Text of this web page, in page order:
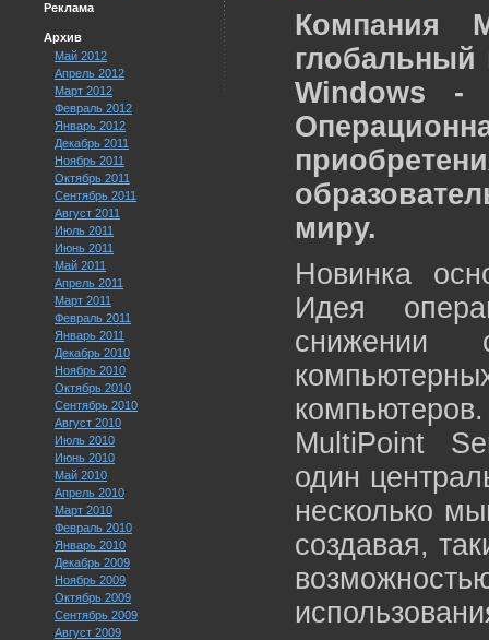
Реклама
Архив
Май 2012
Апрель 2012
Март 2012
Февраль 2012
Январь 2012
Декабрь 2011
Ноябрь 2011
Октябрь 2011
Сентябрь 2011
Август 2011
Июль 2011
Июнь 2011
Май 2011
Апрель 2011
Март 2011
Февраль 2011
Январь 2011
Декабрь 2010
Ноябрь 2010
Октябрь 2010
Сентябрь 2010
Август 2010
Июль 2010
Июнь 2010
Май 2010
Апрель 2010
Март 2010
Февраль 2010
Январь 2010
Декабрь 2009
Ноябрь 2009
Октябрь 2009
Сентябрь 2009
Август 2009
Компания
глобальный
Windows -
миру.
Новинка
Идея
снижении
MultiPoint
один
несколько
создавая,